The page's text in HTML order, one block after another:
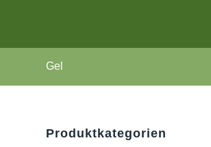
Gel
Produktkategorien